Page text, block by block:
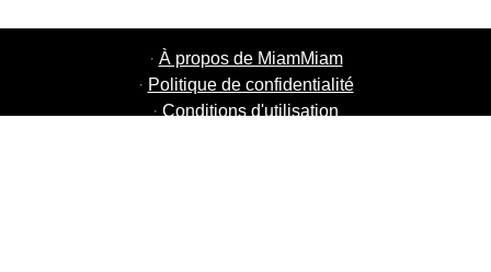
· À propos de MiamMiam
· Politique de confidentialité
· Conditions d'utilisation